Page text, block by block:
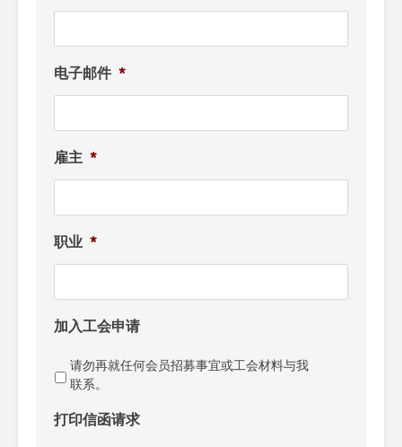
电子邮件 *
雇主 *
职业 *
加入工会申请
请勿再就任何会员招募事宜或工会材料与我
联系。
打印信函请求